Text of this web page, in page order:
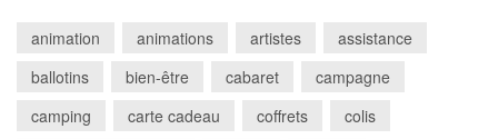
animation animations artistes
assistance
ballotins
bien-être cabaret
campagne
camping
carte cadeau coffrets
colis